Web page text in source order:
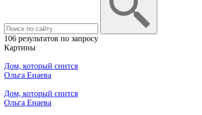
106 результатов по запросу
Картины
Дом, который снится
Ольга Енаева
Дом, который снится
Ольга Енаева